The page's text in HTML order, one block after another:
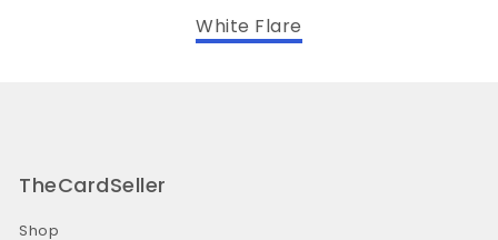
White Flare
TheCardSeller
Shop